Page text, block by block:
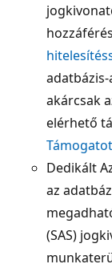
akárcsak
elérhető
Dedikált
az
(SAS)